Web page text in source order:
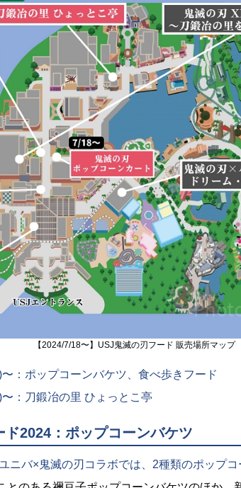
【2024/7/18〜】USJ鬼滅の刃フード 販売場所マップ
：ポップコーンバケツ、食べ歩きフード
：刀鍛冶の里 ひょっとこ亭
ド2024：ポップコーンバケツ
ニバ×鬼滅の刃コラボでは、2種類のポップコ